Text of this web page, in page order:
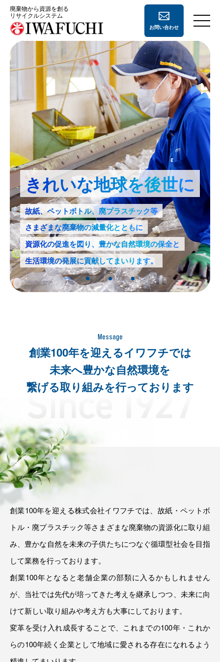
廃棄物から資源を創る
リサイクルシステム
会社案内
会社案内
経営理念
会社概要
沿革
事業所一覧
CSR活動
登録許可証
事業内容
事業内容
ペーパーリサイクル
ペットボトルリサイクル
廃プラスチック リサイクル
鉄・非鉄リサイクル
機密情報処理
トランスポート
採用情報
地域住民の方へ
よくあるご質問
お問い合わせ
きれいな地球を後世に
故紙、ペットボトル、廃プラスチック等
さまざまな廃棄物の減量化とともに
資源化の促進を図り、豊かな自然環境の保全と
生活環境の発展に貢献してまいります。
Message
創業100年を迎えるイワフチでは
未来へ豊かな自然環境を
繋げる取り組みを行っております
創業100年を迎える株式会社イワフチでは、故紙・ペットボ
トル・廃プラスチック等さまざまな廃棄物の資源化に取り組
み、豊かな自然を未来の子供たちにつなぐ循環型社会を目指
して業務を行っております。
創業100年となると老舗企業の部類に入るかもしれません
が、当社では先代が培ってきた考えを継承しつつ、未来に向
けて新しい取り組みや考え方も大事にしております。
変革を受け入れ成長することで、これまでの100年・これか
らの100年続く企業として地域に愛される存在になれるよう